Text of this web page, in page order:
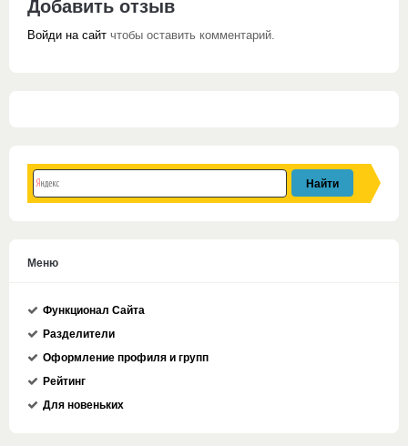
Войди на сайт чтобы оставить комментарий.
Меню
Функционал Сайта
Разделители
Оформление профиля и групп
Рейтинг
Для новеньких